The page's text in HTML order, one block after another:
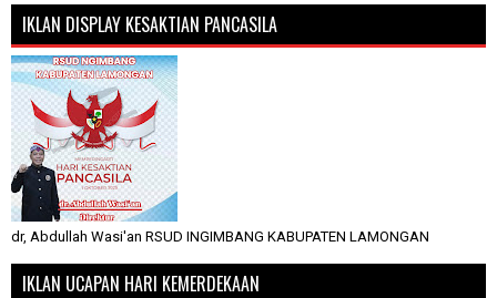
IKLAN DISPLAY KESAKTIAN PANCASILA
dr, Abdullah Wasi'an RSUD INGIMBANG KABUPATEN LAMONGAN
IKLAN UCAPAN HARI KEMERDEKAAN